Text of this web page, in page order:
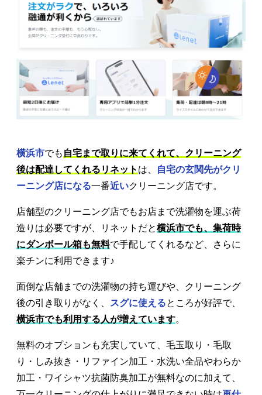
横浜市でも 自宅まで取りに来てくれて、クリーニング
後は配達してくれるリネット は、
自宅の玄関先がクリ
ーニング店になる一番近いクリーニング店です。
店舗型のクリーニング店でもお店まで洗濯物を運ぶ荷
造りは必要ですが、リネットだと横浜市でも、集荷時
にダンボール箱も無料で手配してくれるなど、さらに
楽チンに利用できます♪
面倒な店舗までの洗濯物の持ち運びや、クリーニング
後の引き取りがなく、
スグに使えるところが好評で、
横浜市でも利用する人が増えています。
無料のオプションも充実していて、毛玉取り・毛取
り・しみ抜き・リファイン加工・水洗い全品やわらか
加工・ワイシャツ抗菌防臭加工が無料なのに加えて、